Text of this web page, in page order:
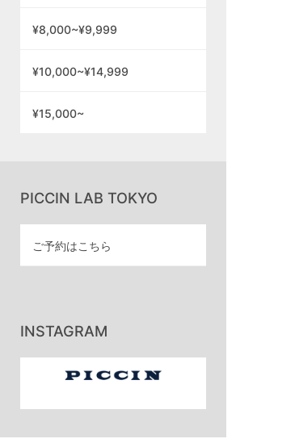
¥8,000~¥9,999
¥10,000~¥14,999
¥15,000~
PICCIN LAB TOKYO
ご予約はこちら
INSTAGRAM